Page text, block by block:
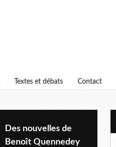
Textes et débats Contact
Des nouvelles de
Benoît Quennedey